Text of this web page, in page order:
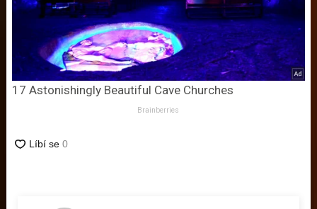
17 Astonishingly Beautiful Cave Churches
Brainberries